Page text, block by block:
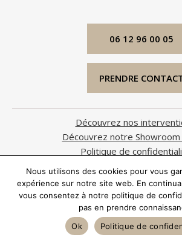
Découvrez nos
Découvrez notre Showroom
Politique de
Mentions légales
06 12 96 00 05
PRENDRE
Ⓒ
394, Chemin du Haut
06810 Auribeau sur
Produit web parDamien
Nous utilisons des cookies pour vous
expérience sur notre site web. En
vous consentez à notre politique de
pas en prendre
Ok
Politique de